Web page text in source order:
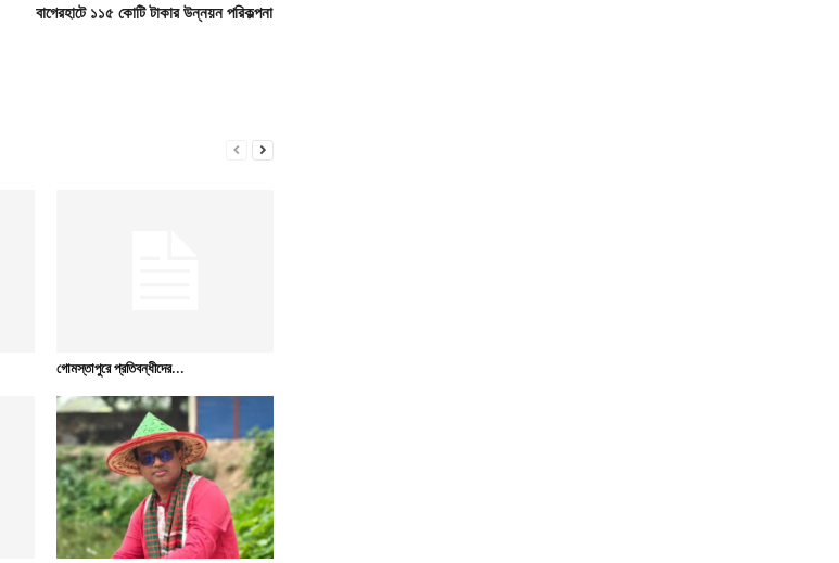
বাগেরহাটে ১১৫ কোটি টাকার উন্নয়ন পরিকল্পনা
গোমস্তাপুরে প্রতিবন্ধীদের...